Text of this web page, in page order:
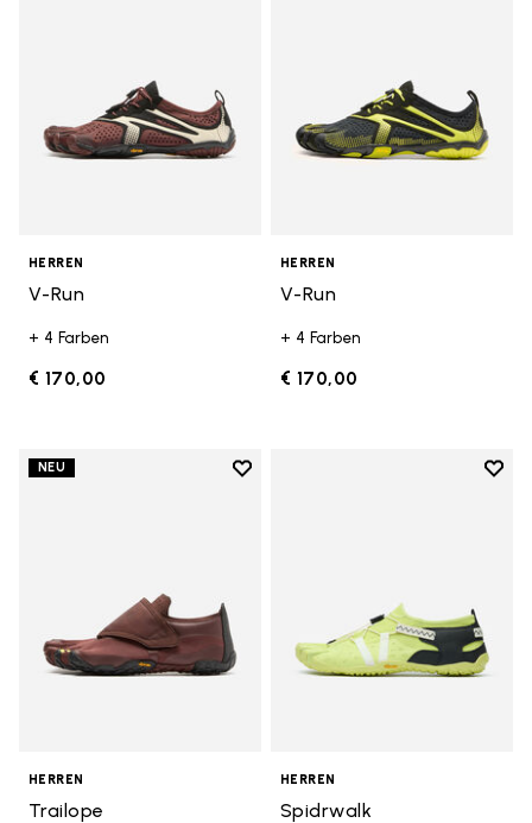
HERREN
V-Run
+ 4 Farben
€ 170,00
HERREN
V-Run
+ 4 Farben
€ 170,00
NEU
Add to wishlist
HERREN
Trailope
Add
HERREN
Spidrwalk